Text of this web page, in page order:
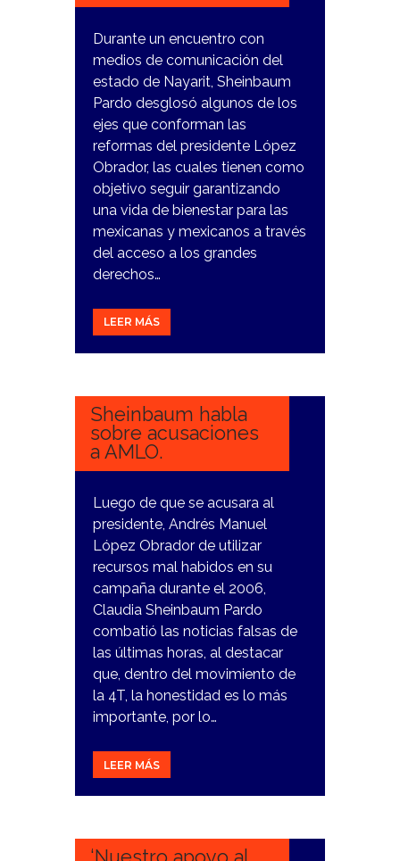
Durante un encuentro con
medios de comunicación del
estado de Nayarit, Sheinbaum
Pardo desglosó algunos de los
ejes que conforman las
reformas del presidente López
Obrador, las cuales tienen como
objetivo seguir garantizando
una vida de bienestar para las
mexicanas y mexicanos a través
del acceso a los grandes
derechos…
LEER MÁS
1
Sheinbaum habla
sobre acusaciones
a AMLO.
Luego de que se acusara al
presidente, Andrés Manuel
López Obrador de utilizar
recursos mal habidos en su
campaña durante el 2006,
Claudia Sheinbaum Pardo
combatió las noticias falsas de
las últimas horas, al destacar
que, dentro del movimiento de
la 4T, la honestidad es lo más
importante, por lo…
LEER MÁS
1